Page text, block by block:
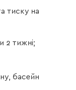
тиску на
2 тижні;
басейн